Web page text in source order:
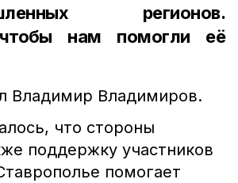
регионов.
нам помогли её
Владимир Владимиров.
что стороны
поддержку участников
помогает